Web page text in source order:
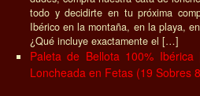
todo y decidirte en tu próxima
Ibérico en la montaña, en la playa,
¿Qué incluye exactamente el […]
Paleta de Bellota 100%
Loncheada en Fetas (19 Sobres